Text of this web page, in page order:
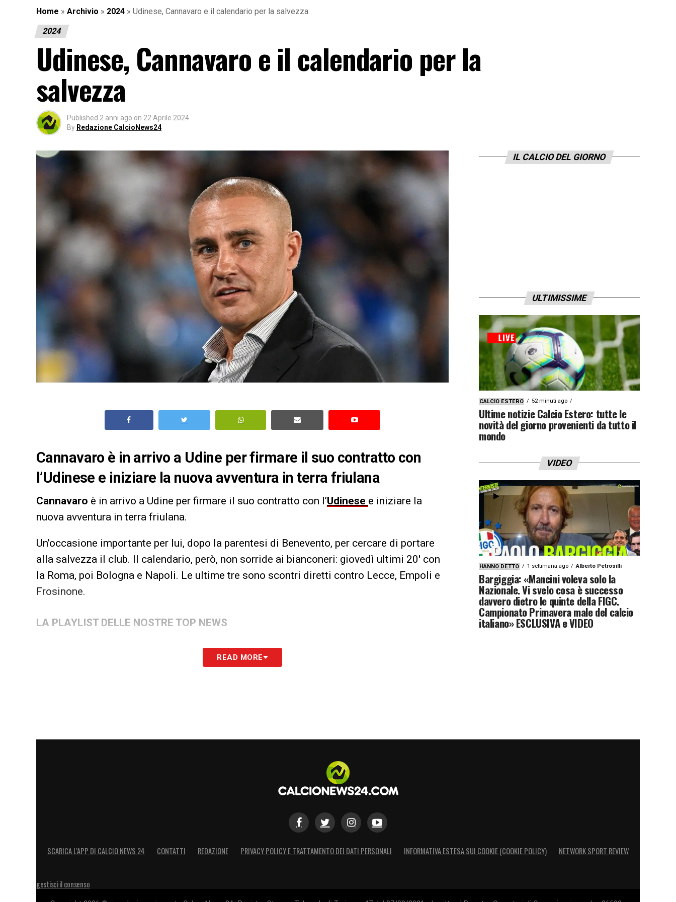
Home » Archivio » 2024 » Udinese, Cannavaro e il calendario per la salvezza
2024
Udinese, Cannavaro e il calendario per la
salvezza
Published 2 anni ago on 22 Aprile 2024
By Redazione CalcioNews24
Cannavaro è in arrivo a Udine per firmare il suo contratto con
l’Udinese e iniziare la nuova avventura in terra friulana
Cannavaro è in arrivo a Udine per firmare il suo contratto con l’Udinese e iniziare la
nuova avventura in terra friulana.
Un’occasione importante per lui, dopo la parentesi di Benevento, per cercare di portare
alla salvezza il club. Il calendario, però, non sorride ai bianconeri: giovedì ultimi 20′ con
la Roma, poi Bologna e Napoli. Le ultime tre sono scontri diretti contro Lecce, Empoli e
Frosinone.
LA PLAYLIST DELLE NOSTRE TOP NEWS
READ MORE
IL CALCIO DEL GIORNO
ULTIMISSIME
CALCIO ESTERO 52 minuti ago
Ultime notizie Calcio Estero: tutte le
novità del giorno provenienti da tutto il
mondo
VIDEO
HANNO DETTO 1 settimana ago Alberto Petrosilli
Bargiggia: «Mancini voleva solo la
Nazionale. Vi svelo cosa è successo
davvero dietro le quinte della FIGC.
Campionato Primavera male del calcio
italiano» ESCLUSIVA e VIDEO
SCARICA L’APP DI CALCIO NEWS 24 CONTATTI REDAZIONE PRIVACY POLICY E TRATTAMENTO DEI DATI PERSONALI INFORMATIVA ESTESA SUI COOKIE (COOKIE POLICY) NETWORK SPORT REVIEW
gestisci il consenso